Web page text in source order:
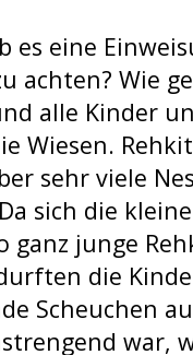
es eine
achten? Wie
alle Kinder
Wiesen.
sehr viele
sich die
ganz junge
die
Scheuchen
war,